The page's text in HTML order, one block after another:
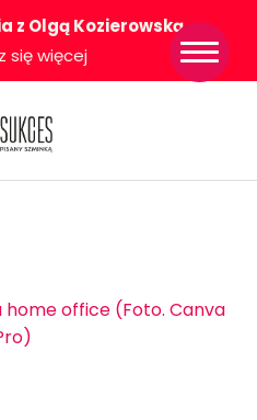
z Olgą Kozierowską-
się więcej